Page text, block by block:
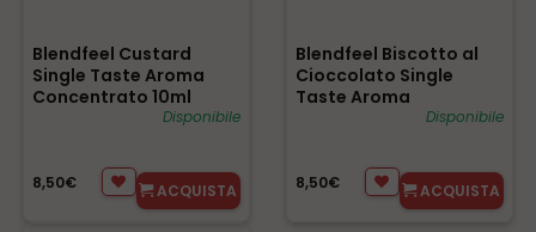
Blendfeel Custard
Single Taste Aroma
Concentrato 10ml
Disponibile
8,50€ ACQUISTA
Blendfeel Biscotto al
Cioccolato Single
Taste Aroma
Concentrato 10mlDisponibile
8,50€ ACQUISTA